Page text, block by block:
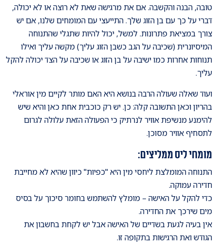
טובה, הבנה והקשבה. אם את מרגישה שאת לא רוצה או לא יכולה,
דברי על כך עם בן הזוג שלך. התייעצי עם המומחים שלנו, אם יש
צורך במציאת פתרונות. למשל, יכול להיות שתגלי שהתנוחה
המיסיונרית (שכיבה על הגב כשבן הזוג עליך) מקשה עליך ואילו
תנוחות אחרות כמו ישיבה על בן הזוג או שכיבה על הצד יכולה להקל
עליך.
ועוד שאלה שעולה הרבה בנושא היא האם מותר לקיים מין אוראלי
בהריון וכאן התשובה קלה: כן. יש רק כוכבית אחת כאן והיא שיש
להימנע מנשיפת אוויר לנרתיק כי הפעולה הזאת עלולה לגרום
לתסחיף אוויר מסוכן.
מומחי ליס ממליצים:
התנוחה המומלצת ליחסי מין היא "כפיות" כיוון שהיא לא מחייבת
חדירה עמוקה.
כדי להקל על האישה – מומלץ להשתמש בחומר סיכוך על בסיס
מים שירכך את החדירה.
אין בעיה לגעת בשדיים של האישה אבל יש לקחת בחשבון את
הגודש ואת הרגישות בתקופה זו.